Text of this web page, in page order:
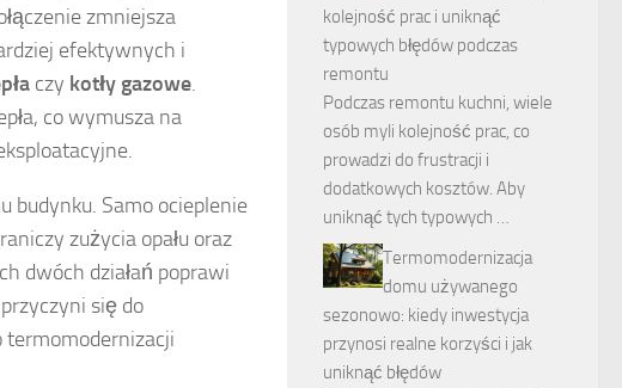
zmniejsza
efektywnych i
czy kotły gazowe.
co wymusza na
budynku. Samo ocieplenie
zużycia opału oraz
dwóch działań poprawi
się do
termomodernizacji
kolejność prac i uniknąć
typowych błędów podczas
remontu
Podczas remontu kuchni, wiele
osób myli kolejność prac, co
prowadzi do frustracji i
dodatkowych kosztów. Aby
uniknąć tych typowych …
Termomodernizacja
domu używanego
sezonowo: kiedy inwestycja
przynosi realne korzyści i jak
uniknąć błędów